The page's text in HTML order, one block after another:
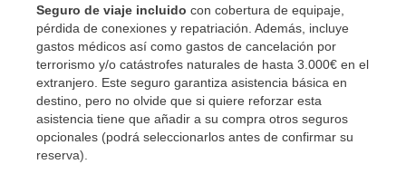
Seguro de viaje incluido con cobertura de equipaje,
pérdida de conexiones y repatriación. Además, incluye
gastos médicos así como gastos de cancelación por
terrorismo y/o catástrofes naturales de hasta 3.000€ en el
extranjero. Este seguro garantiza asistencia básica en
destino, pero no olvide que si quiere reforzar esta
asistencia tiene que añadir a su compra otros seguros
opcionales (podrá seleccionarlos antes de confirmar su
reserva)